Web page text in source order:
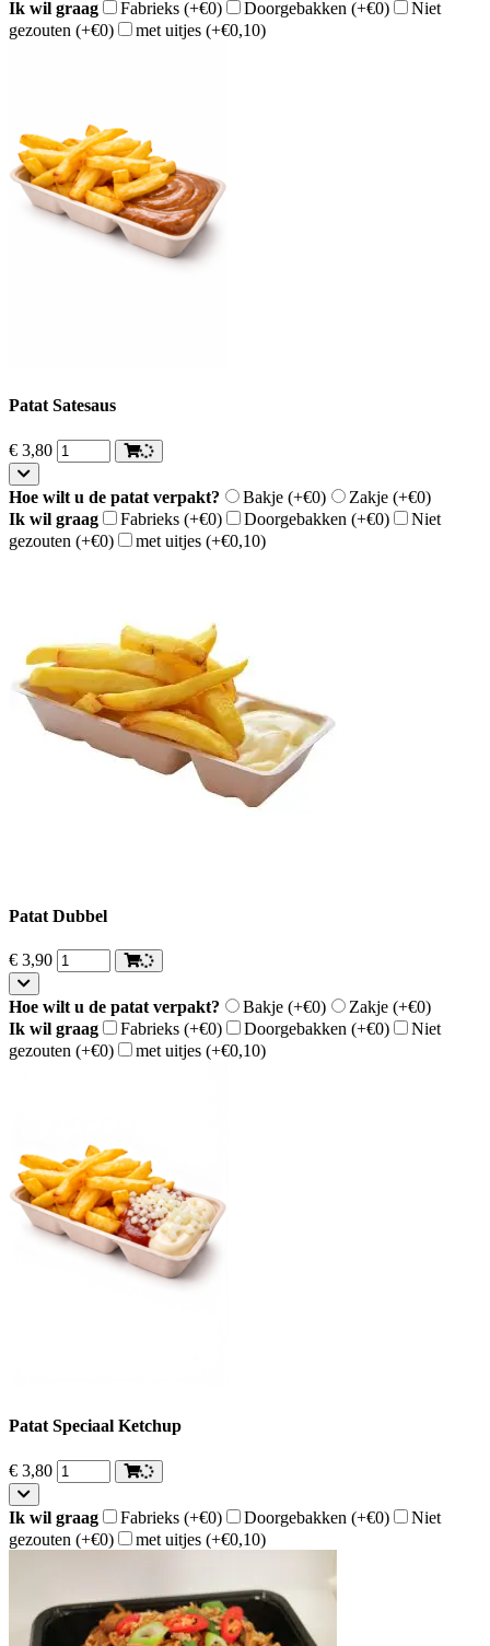
Ik wil graag
Fabrieks (+€0) Doorgebakken (+€0)
Niet
gezouten (+€0) met uitjes (+€0,10)
Patat Satesaus
€ 3,80
Hoe wilt u de patat verpakt? Bakje (+€0) Zakje (+€0)
Ik wil graag
Fabrieks (+€0) Doorgebakken (+€0)
Niet
gezouten (+€0) met uitjes (+€0,10)
Patat Dubbel
€ 3,90
Hoe wilt u de patat verpakt? Bakje (+€0) Zakje (+€0)
Ik wil graag
Fabrieks (+€0) Doorgebakken (+€0)
Niet
gezouten (+€0) met uitjes (+€0,10)
Patat Speciaal Ketchup
€ 3,80
Ik wil graag Fabrieks (+€0) Doorgebakken (+€0)
Niet
gezouten (+€0) met uitjes (+€0,10)